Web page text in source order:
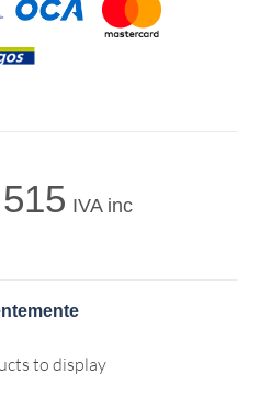
515 IVA inc
to display